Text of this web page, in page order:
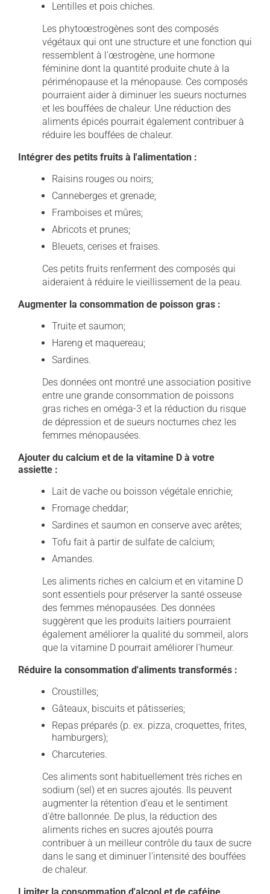
Lentilles et pois chiches.
Les phytoœstrogènes sont des composés
végétaux qui ont une structure et une fonction qui
ressemblent à l'œstrogène, une hormone
féminine dont la quantité produite chute à la
périménopause et la ménopause. Ces composés
pourraient aider à diminuer les sueurs nocturnes
et les bouffées de chaleur. Une réduction des
aliments épicés pourrait également contribuer à
réduire les bouffées de chaleur.
Intégrer des petits fruits à l'alimentation :
Raisins rouges ou noirs;
Canneberges et grenade;
Framboises et mûres;
Abricots et prunes;
Bleuets, cerises et fraises.
Ces petits fruits renferment des composés qui
aideraient à réduire le vieillissement de la peau.
Augmenter la consommation de poisson gras :
Truite et saumon;
Hareng et maquereau;
Sardines.
Des données ont montré une association positive
entre une grande consommation de poissons
gras riches en oméga-3 et la réduction du risque
de dépression et de sueurs nocturnes chez les
femmes ménopausées.
Ajouter du calcium et de la vitamine D à votre
assiette :
Lait de vache ou boisson végétale enrichie;
Fromage cheddar;
Sardines et saumon en conserve avec arêtes;
Tofu fait à partir de sulfate de calcium;
Amandes.
Les aliments riches en calcium et en vitamine D
sont essentiels pour préserver la santé osseuse
des femmes ménopausées. Des données
suggèrent que les produits laitiers pourraient
également améliorer la qualité du sommeil, alors
que la vitamine D pourrait améliorer l'humeur.
Réduire la consommation d'aliments transformés :
Croustilles;
Gâteaux, biscuits et pâtisseries;
Repas préparés (p. ex. pizza, croquettes, frites,
hamburgers);
Charcuteries.
Ces aliments sont habituellement très riches en
sodium (sel) et en sucres ajoutés. Ils peuvent
augmenter la rétention d'eau et le sentiment
d'être ballonnée. De plus, la réduction des
aliments riches en sucres ajoutés pourra
contribuer à un meilleur contrôle du taux de sucre
dans le sang et diminuer l'intensité des bouffées
de chaleur.